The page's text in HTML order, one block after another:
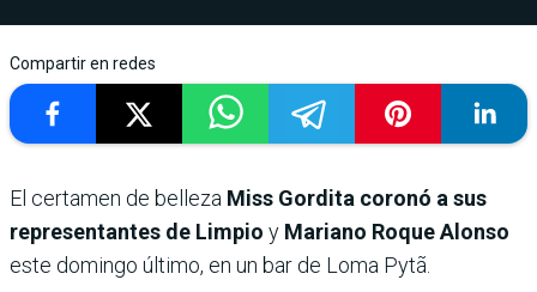
Compartir en redes
El certamen de belleza Miss Gordita coronó a sus
representantes de Limpio y Mariano Roque Alonso
este domingo último, en un bar de Loma Pytã.